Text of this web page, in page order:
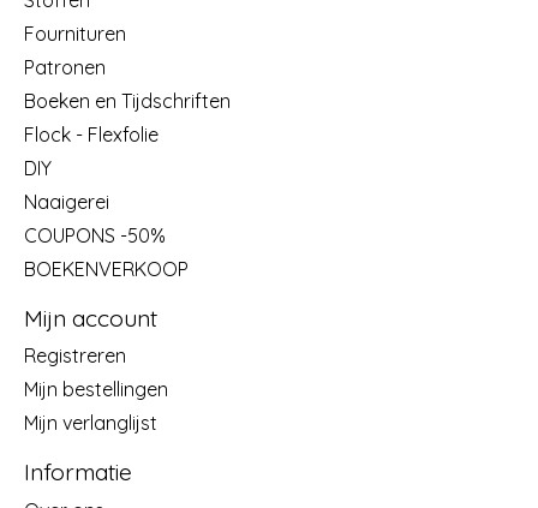
Fournituren
Patronen
Boeken en Tijdschriften
Flock - Flexfolie
DIY
Naaigerei
COUPONS -50%
BOEKENVERKOOP
Mijn account
Registreren
Mijn bestellingen
Mijn verlanglijst
Informatie